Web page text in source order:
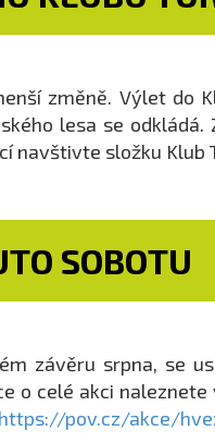
změně. Výlet do
lesa se
navštivte složku Klub
SOBOTU
závěru srpna, se
o celé akci
https://pov.cz/akce/